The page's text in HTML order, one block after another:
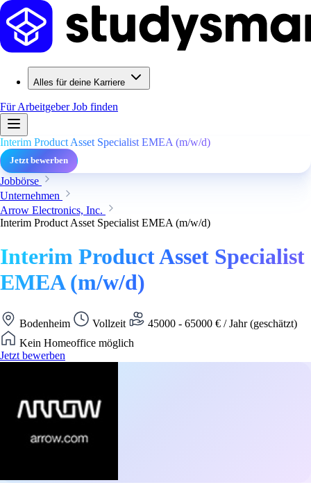
Alles für deine Karriere
Für ArbeitgeberJob finden
Interim Product Asset Specialist EMEA (m/w/d)
Jetzt bewerben
Jobbörse
Unternehmen
Arrow Electronics, Inc.
Interim Product Asset Specialist EMEA (m/w/d)
Interim Product Asset Specialist
EMEA (m/w/d)
Bodenheim Vollzeit
45000 - 65000 € / Jahr (geschätzt)
Kein Homeoffice möglich
Jetzt bewerben